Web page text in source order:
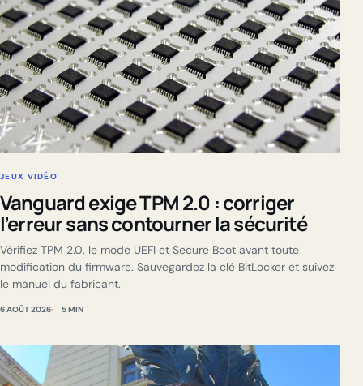
JEUX VIDÉO
Vanguard exige TPM 2.0 : corriger
l’erreur sans contourner la sécurité
Vérifiez TPM 2.0, le mode UEFI et Secure Boot avant toute
modification du firmware. Sauvegardez la clé BitLocker et suivez
le manuel du fabricant.
6 AOÛT 2026 5 MIN